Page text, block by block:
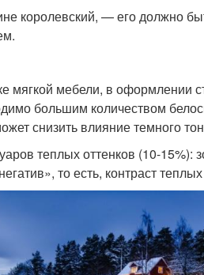
королевский, — его должно
мягкой мебели, в оформлении
большим количеством
снизить влияние темного
теплых оттенков (10-15%):
то есть, контраст